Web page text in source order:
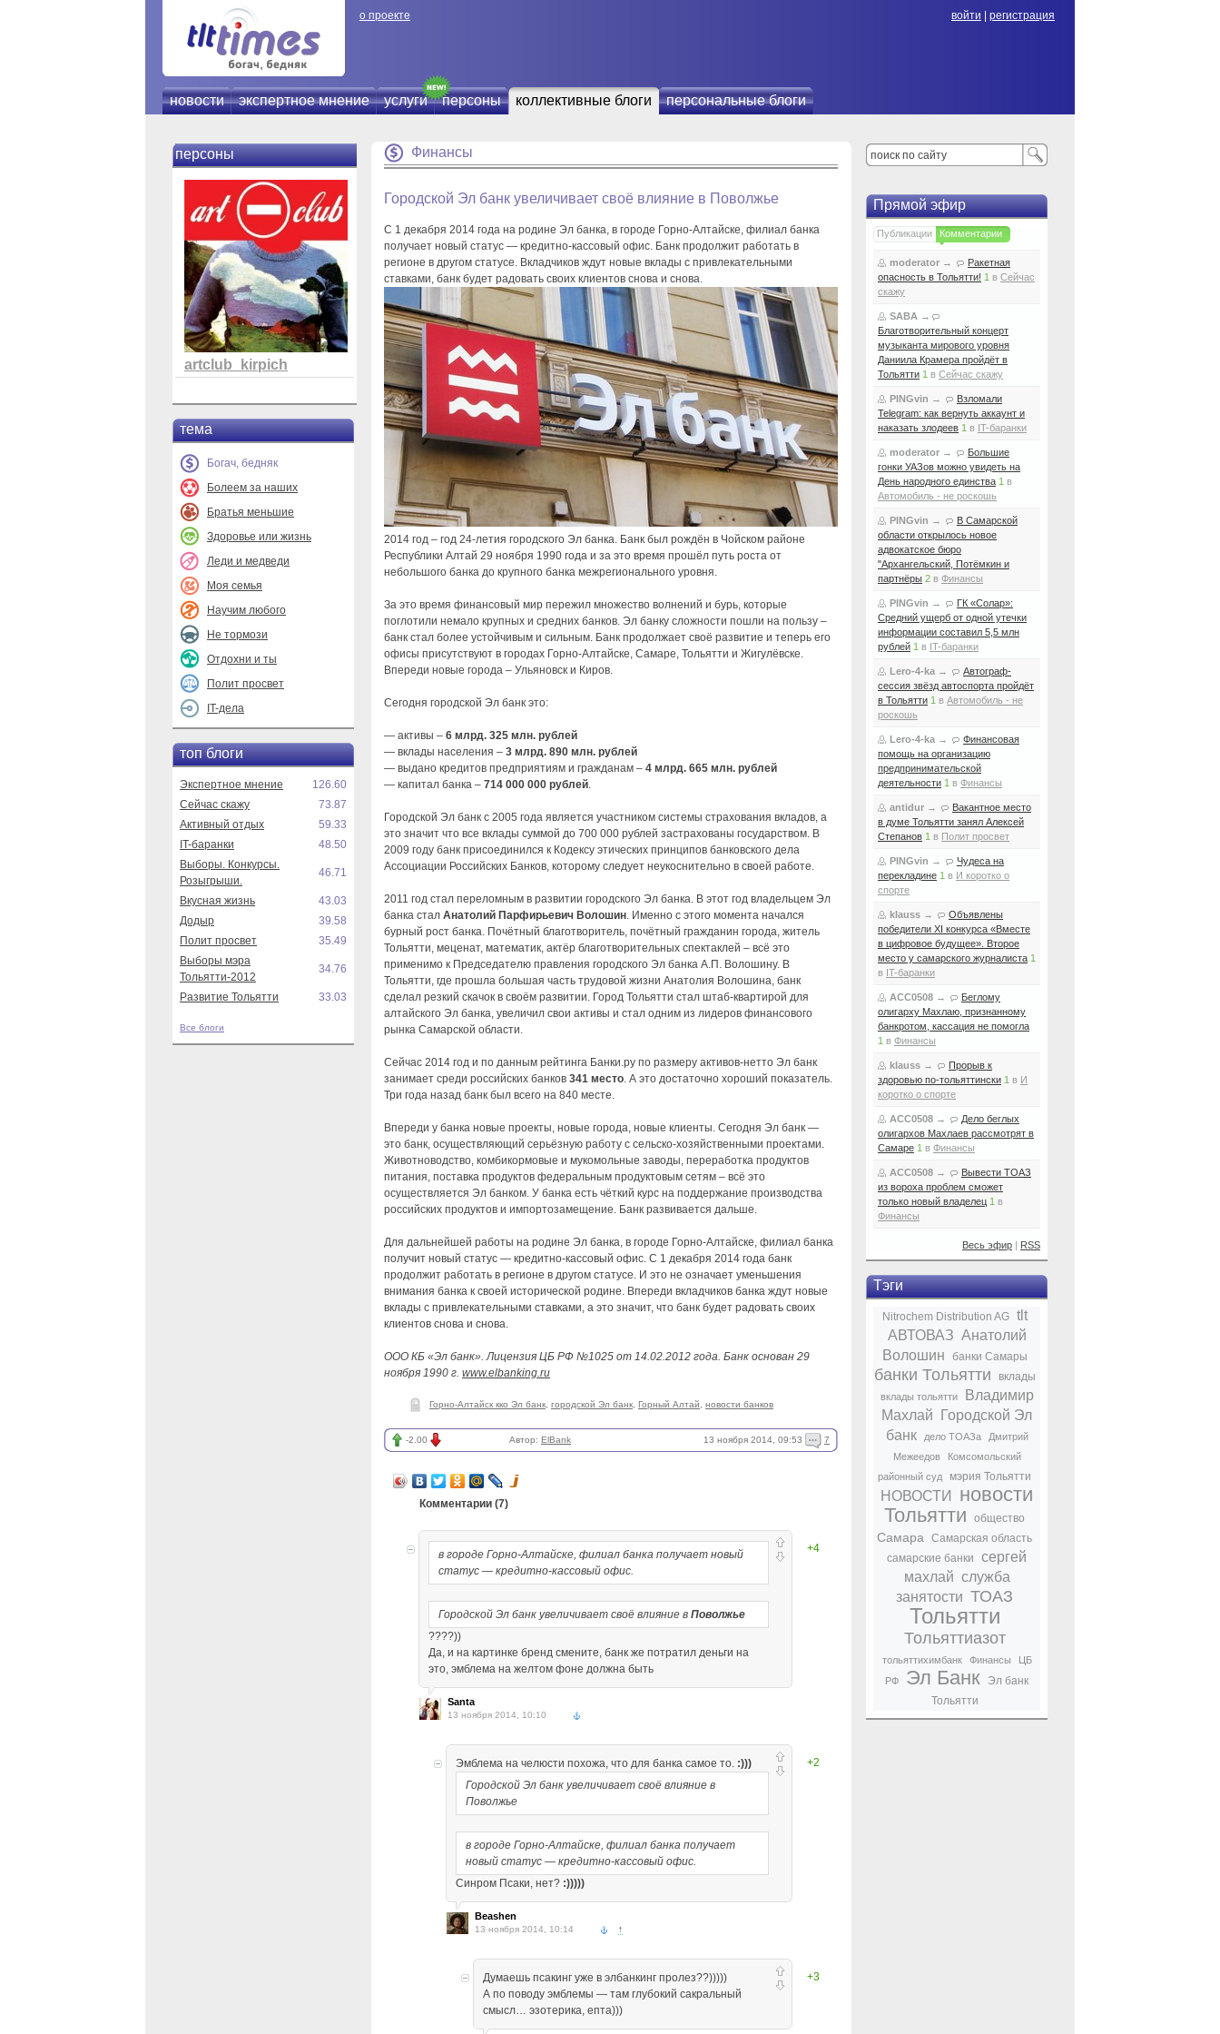
о проекте войти регистрация
новости экспертное мнение услуги персоны коллективные блоги персональные блоги
персоны
artclub_kirpich
тема
Богач, бедняк
Болеем за наших
Братья меньшие
Здоровье или жизнь
Леди и медведи
Моя семья
Научим любого
Не тормози
Отдохни и ты
Полит просвет
IT-дела
топ блоги
Экспертное мнение
126.60
Сейчас скажу
73.87
Активный отдых
59.33
IT-баранки
48.50
Выборы. Конкурсы.
Розыгрыши.
46.71
Вкусная жизнь
43.03
Додыр
39.58
Полит просвет
35.49
Выборы мэра
Тольятти-2012
34.76
Развитие Тольятти 33.03
Все блоги
Финансы
Городской Эл банк увеличивает своё влияние в Поволжье
С 1 декабря 2014 года на родине Эл банка, в городе Горно-Алтайске, филиал банка
получает новый статус — кредитно-кассовый офис. Банк продолжит работать в
регионе в другом статусе. Вкладчиков ждут новые вклады с привлекательными
ставками, банк будет радовать своих клиентов снова и снова.
2014 год – год 24-летия городского Эл банка. Банк был рождён в Чойском районе
Республики Алтай 29 ноября 1990 года и за это время прошёл путь роста от
небольшого банка до крупного банка межрегионального уровня.
За это время финансовый мир пережил множество волнений и бурь, которые
поглотили немало крупных и средних банков. Эл банку сложности пошли на пользу –
банк стал более устойчивым и сильным. Банк продолжает своё развитие и теперь его
офисы присутствуют в городах Горно-Алтайске, Самаре, Тольятти и Жигулёвске.
Впереди новые города – Ульяновск и Киров.
Сегодня городской Эл банк это:
— активы – 6 млрд. 325 млн. рублей
— вклады населения – 3 млрд. 890 млн. рублей
— выдано кредитов предприятиям и гражданам – 4 млрд. 665 млн. рублей
— капитал банка – 714 000 000 рублей.
Городской Эл банк с 2005 года является участником системы страхования вкладов, а
это значит что все вклады суммой до 700 000 рублей застрахованы государством. В
2009 году банк присоединился к Кодексу этических принципов банковского дела
Ассоциации Российских Банков, которому следует неукоснительно в своей работе.
2011 год стал переломным в развитии городского Эл банка. В этот год владельцем Эл
банка стал Анатолий Парфирьевич Волошин. Именно с этого момента начался
бурный рост банка. Почётный благотворитель, почётный гражданин города, житель
Тольятти, меценат, математик, актёр благотворительных спектаклей – всё это
применимо к Председателю правления городского Эл банка А.П. Волошину. В
Тольятти, где прошла большая часть трудовой жизни Анатолия Волошина, банк
сделал резкий скачок в своём развитии. Город Тольятти стал штаб-квартирой для
алтайского Эл банка, увеличил свои активы и стал одним из лидеров финансового
рынка Самарской области.
Сейчас 2014 год и по данным рейтинга Банки.ру по размеру активов-нетто Эл банк
занимает среди российских банков 341 место. А это достаточно хороший показатель.
Три года назад банк был всего на 840 месте.
Впереди у банка новые проекты, новые города, новые клиенты. Сегодня Эл банк —
это банк, осуществляющий серьёзную работу с сельско-хозяйственными проектами.
Животноводство, комбикормовые и мукомольные заводы, переработка продуктов
питания, поставка продуктов федеральным продуктовым сетям – всё это
осуществляется Эл банком. У банка есть чёткий курс на поддержание производства
российских продуктов и импортозамещение. Банк развивается дальше.
Для дальнейшей работы на родине Эл банка, в городе Горно-Алтайске, филиал банка
получит новый статус — кредитно-кассовый офис. С 1 декабря 2014 года банк
продолжит работать в регионе в другом статусе. И это не означает уменьшения
внимания банка к своей исторической родине. Впереди вкладчиков банка ждут новые
вклады с привлекательными ставками, а это значит, что банк будет радовать своих
клиентов снова и снова.
ООО КБ «Эл банк». Лицензия ЦБ РФ №1025 от 14.02.2012 года. Банк основан 29
ноября 1990 г. www.elbanking.ru
Горно-Алтайск кко Эл банк городской Эл банк Горный Алтай новости банков
-2.00 Автор: ElBank 13 ноября 2014, 09:53 7
Комментарии (7)
+4
в городе Горно-Алтайске, филиал банка получает новый
статус — кредитно-кассовый офис.
Городской Эл банк увеличивает своё влияние в Поволжье
????))
Да, и на картинке бренд смените, банк же потратил деньги на
это, эмблема на желтом фоне должна быть
Santa
13 ноября 2014, 10:10
+2
Эмблема на челюсти похожа, что для банка самое то. :)))
Городской Эл банк увеличивает своё влияние в
Поволжье
в городе Горно-Алтайске, филиал банка получает
новый статус — кредитно-кассовый офис.
Синром Псаки, нет? :)))))
Beashen
13 ноября 2014, 10:14 ↑
+3
Думаешь псакинг уже в элбанкинг пролез??)))))
А по поводу эмблемы — там глубокий сакральный
смысл… эзотерика, епта)))
Прямой эфир
Публикации Комментарии
moderator →
Ракетная
опасность в Тольятти! 1 в Сейчас
скажу
SABA →
Благотворительный концерт
музыканта мирового уровня
Даниила Крамера пройдёт в
Тольятти 1 в Сейчас скажу
PINGvin →
Взломали
Telegram: как вернуть аккаунт и
наказать злодеев 1 в IT-баранки
moderator →
Большие
гонки УАЗов можно увидеть на
День народного единства 1 в
Автомобиль - не роскошь
PINGvin →
В Самарской
области открылось новое
адвокатское бюро
"Архангельский, Потёмкин и
партнёры 2 в Финансы
PINGvin →
ГК «Солар»:
Средний ущерб от одной утечки
информации составил 5,5 млн
рублей 1 в IT-баранки
Lero-4-ka →
Автограф-
сессия звёзд автоспорта пройдёт
в Тольятти 1 в Автомобиль - не
роскошь
Lero-4-ka →
Финансовая
помощь на организацию
предпринимательской
деятельности 1 в Финансы
antidur →
Вакантное место
в думе Тольятти занял Алексей
Степанов 1 в Полит просвет
PINGvin →
Чудеса на
перекладине 1 в И коротко о
спорте
klauss →
Объявлены
победители XI конкурса «Вместе
в цифровое будущее». Второе
место у самарского журналиста 1
в IT-баранки
ACC0508 →
Беглому
олигарху Махлаю, признанному
банкротом, кассация не помогла
1 в Финансы
klauss →
Прорыв к
здоровью по-тольяттински 1 в И
коротко о спорте
ACC0508 →
Дело беглых
олигархов Махлаев рассмотрят в
Самаре 1 в Финансы
ACC0508 →
Вывести ТОАЗ
из вороха проблем сможет
только новый владелец 1 в
Финансы
Весь эфир | RSS
Тэги
Nitrochem Distribution AG
tlt
АВТОВАЗ Анатолий
Волошин
банки Самары
банки Тольятти вклады
вклады тольятти
Владимир
Махлай
Городской Эл
банк
дело ТОАЗа
Дмитрий
Межеедов
Комсомольский
районный суд
мэрия Тольятти
НОВОСТИ
новости
Тольятти
общество
Самара
Самарская область
самарские банки
сергей
махлай служба
занятости ТОАЗ
Тольятти
Тольяттиазот
тольяттихимбанк Финансы
ЦБ
РФ
Эл Банк
Эл банк
Тольятти